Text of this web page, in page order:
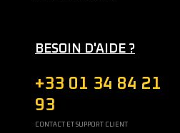
BESOIN D'AIDE ?
+33 01 34 84 21
93
CONTACT ET SUPPORT CLIENT